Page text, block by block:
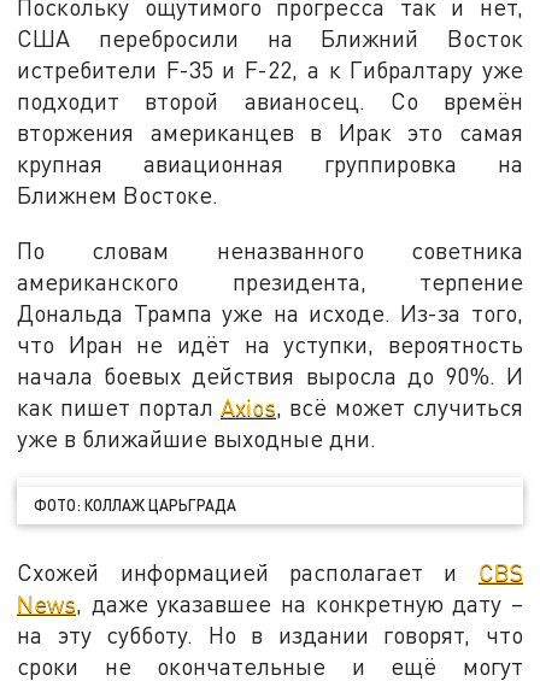
Поскольку ощутимого прогресса так и нет,
США перебросили на Ближний Восток
истребители F-35 и F-22, а к Гибралтару уже
подходит второй авианосец. Со времён
вторжения американцев в Ирак это самая
крупная авиационная группировка на
Ближнем Востоке.
По словам неназванного советника
американского президента, терпение
Дональда Трампа уже на исходе. Из-за того,
что Иран не идёт на уступки, вероятность
начала боевых действия выросла до 90%. И
как пишет портал Axios , всё может случиться
уже в ближайшие выходные дни.
ФОТО: КОЛЛАЖ ЦАРЬГРАДА
Схожей информацией располагает и CBS
News, даже указавшее на конкретную дату –
на эту субботу. Но в издании говорят, что
сроки не окончательные и ещё могут